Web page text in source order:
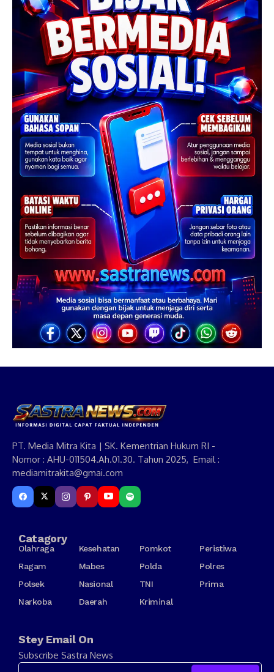
PT. Media Mitra Kita | SK. Kementrian Hukum RI -
Nomor : AHU-011504.Ah.01.30. Tahun 2025, Email :
mediamitrakita@gmai.com
Catagory
Olahraga Kesehatan Pomkot
Peristiwa
Ragam
Mabes Polda
Polres
Polsek
Nasional TNI
Prima
Narkoba
Daerah Kriminal
Stey Email On
Subscribe Sastra News